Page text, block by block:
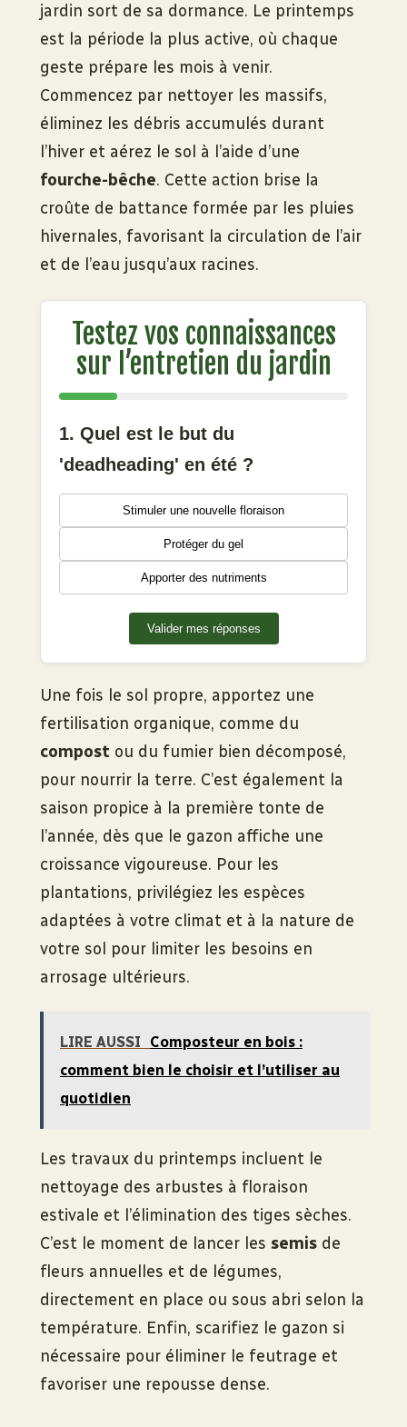
jardin sort de sa dormance. Le printemps
est la période la plus active, où chaque
geste prépare les mois à venir.
Commencez par nettoyer les massifs,
éliminez les débris accumulés durant
l’hiver et aérez le sol à l’aide d’une
fourche-bêche. Cette action brise la
croûte de battance formée par les pluies
hivernales, favorisant la circulation de l’air
et de l’eau jusqu’aux racines.
Testez vos connaissances
sur l’entretien du jardin
1. Quel est le but du
'deadheading' en été ?
Stimuler une nouvelle floraison
Protéger du gel
Apporter des nutriments
Valider mes réponses
Une fois le sol propre, apportez une
fertilisation organique, comme du
compost ou du fumier bien décomposé,
pour nourrir la terre. C’est également la
saison propice à la première tonte de
l’année, dès que le gazon affiche une
croissance vigoureuse. Pour les
plantations, privilégiez les espèces
adaptées à votre climat et à la nature de
votre sol pour limiter les besoins en
arrosage ultérieurs.
LIRE AUSSI
Composteur en bois :
comment bien le choisir et l’utiliser au
quotidien
Les travaux du printemps incluent le
nettoyage des arbustes à floraison
estivale et l’élimination des tiges sèches.
C’est le moment de lancer les semis de
fleurs annuelles et de légumes,
directement en place ou sous abri selon la
température. Enfin, scarifiez le gazon si
nécessaire pour éliminer le feutrage et
favoriser une repousse dense.